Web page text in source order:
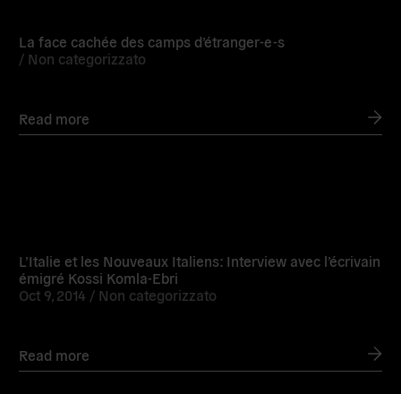
La face cachée des camps d’étranger-e-s
/ Non categorizzato
Read more
L’Italie et les Nouveaux Italiens: Interview avec l’écrivain
émigré Kossi Komla-Ebri
Oct 9, 2014 / Non categorizzato
Read more